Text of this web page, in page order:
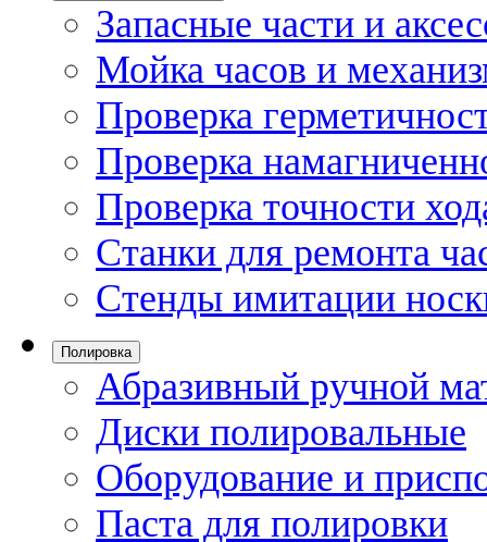
Запасные части и
Мойка часов и
Проверка
Проверка
Проверка точности
Станки для ремонта
Стенды имитации
Полировка
Абразивный ручной
Диски полировальные
Оборудование и
Паста для полировки